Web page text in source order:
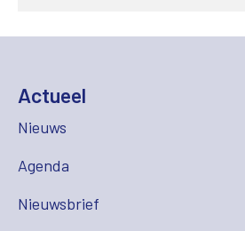
Actueel
Nieuws
Agenda
Nieuwsbrief